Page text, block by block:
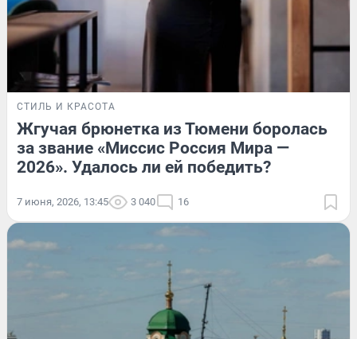
СТИЛЬ И КРАСОТА
Жгучая брюнетка из Тюмени боролась
за звание «Миссис Россия Мира —
2026». Удалось ли ей победить?
7 июня, 2026, 13:45 3 040 16